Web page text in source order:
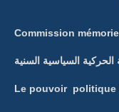
Commission
الحركية السياسية السنية
Le pouvoir politique